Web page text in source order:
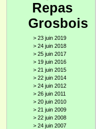
Repas
Grosbois
> 23 juin 2019
> 24 juin 2018
> 25 juin 2017
> 19 juin 2016
> 21 juin 2015
> 22 juin 2014
> 24 juin 2012
> 26 juin 2011
> 20 juin 2010
> 21 juin 2009
> 22 juin 2008
> 24 juin 2007